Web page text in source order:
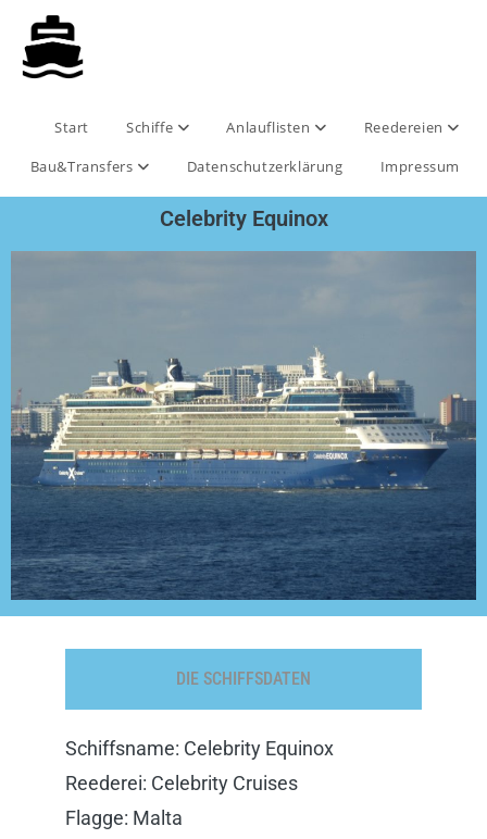
Start Schiffe Anlauflisten
Reedereien
Bau&Transfers
Datenschutzerklärung Impressum
Celebrity Equinox
DIE SCHIFFSDATEN
Schiffsname: Celebrity Equinox
Reederei: Celebrity Cruises
Flagge: Malta